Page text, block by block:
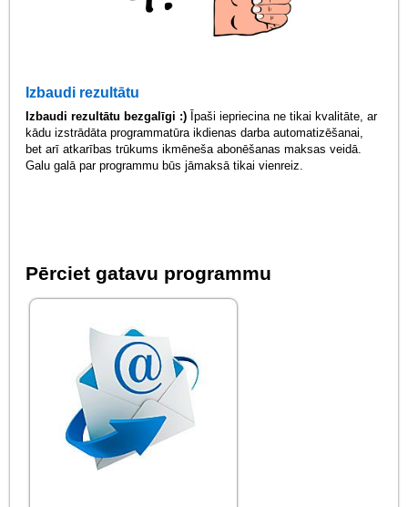
Izbaudi rezultātu
Izbaudi rezultātu bezgalīgi :) Īpaši iepriecina ne tikai kvalitāte, ar
kādu izstrādāta programmatūra ikdienas darba automatizēšanai,
bet arī atkarības trūkums ikmēneša abonēšanas maksas veidā.
Galu galā par programmu būs jāmaksā tikai vienreiz.
Pērciet gatavu programmu